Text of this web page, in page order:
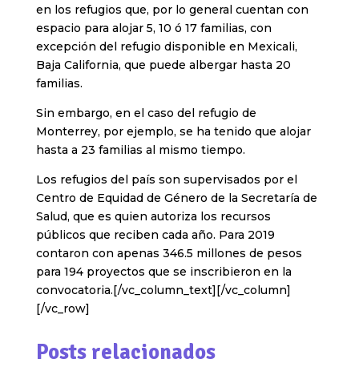
en los refugios que, por lo general cuentan con
espacio para alojar 5, 10 ó 17 familias, con
excepción del refugio disponible en Mexicali,
Baja California, que puede albergar hasta 20
familias.
Sin embargo, en el caso del refugio de
Monterrey, por ejemplo, se ha tenido que alojar
hasta a 23 familias al mismo tiempo.
Los refugios del país son supervisados por el
Centro de Equidad de Género de la Secretaría de
Salud, que es quien autoriza los recursos
públicos que reciben cada año. Para 2019
contaron con apenas 346.5 millones de pesos
para 194 proyectos que se inscribieron en la
convocatoria.[/vc_column_text][/vc_column]
[/vc_row]
Posts relacionados